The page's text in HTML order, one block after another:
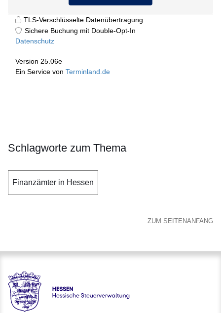
Schlagworte zum Thema
Finanzämter in Hessen
ZUM SEITENANFANG
Hessen - Hessische Steuerverwaltung